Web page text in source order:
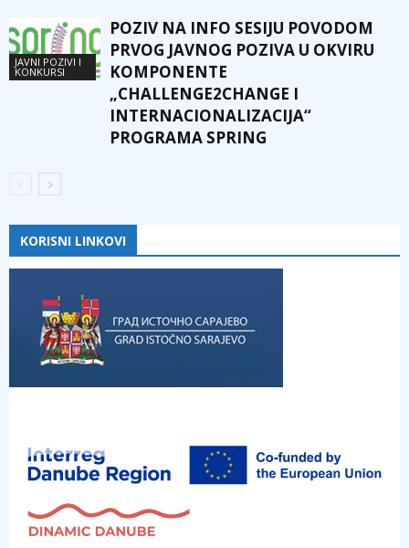
JAVNI POZIVI I
KONKURSI
POZIV NA INFO SESIJU POVODOM
PRVOG JAVNOG POZIVA U OKVIRU
KOMPONENTE
„CHALLENGE2CHANGE I
INTERNACIONALIZACIJA“
PROGRAMA SPRING
KORISNI LINKOVI